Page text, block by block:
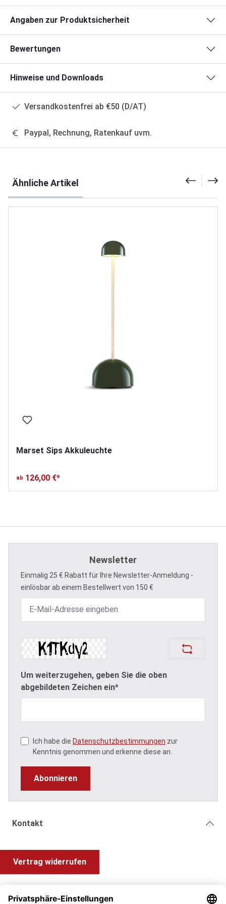
Angaben zur Produktsicherheit
Bewertungen
Hinweise und Downloads
Versandkostenfrei ab €50 (D/AT)
Paypal, Rechnung, Ratenkauf uvm.
Ähnliche Artikel
Marset Sips Akkuleuchte
ab 126,00 €*
Newsletter
Einmalig 25 € Rabatt für Ihre Newsletter-Anmeldung -
einlösbar ab einem Bestellwert von 150 €
Um weiterzugehen, geben Sie die oben
abgebildeten Zeichen ein*
Ich habe die Datenschutzbestimmungen zur
Kenntnis genommen und erkenne diese an.
Abonnieren
Kontakt
Vertrag widerrufen